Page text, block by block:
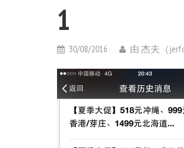
1
30/08/2016 由杰夫（